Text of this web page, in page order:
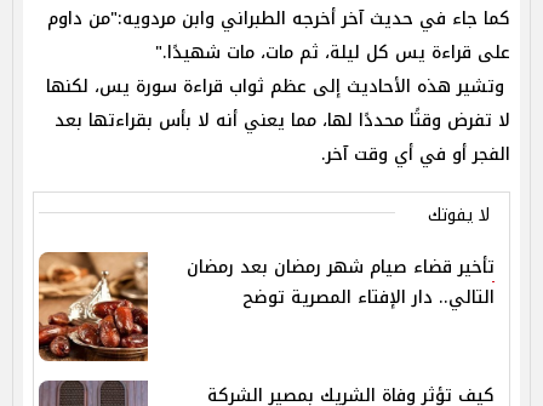
كما جاء في حديث آخر أخرجه الطبراني وابن مردويه:"من داوم
على قراءة يس كل ليلة، ثم مات، مات شهيدًا."
وتشير هذه الأحاديث إلى عظم ثواب قراءة سورة يس، لكنها
لا تفرض وقتًا محددًا لها، مما يعني أنه لا بأس بقراءتها بعد
الفجر أو في أي وقت آخر.
لا يفوتك
تأخير قضاء صيام شهر رمضان بعد رمضان
التالي.. دار الإفتاء المصرية توضح
كيف تؤثر وفاة الشريك بمصير الشركة